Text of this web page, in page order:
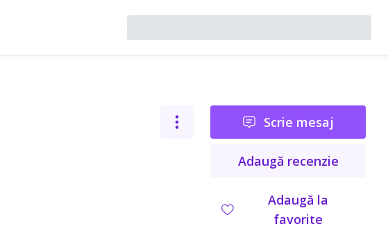
Scrie mesaj
Adaugă recenzie
Adaugă la
favorite